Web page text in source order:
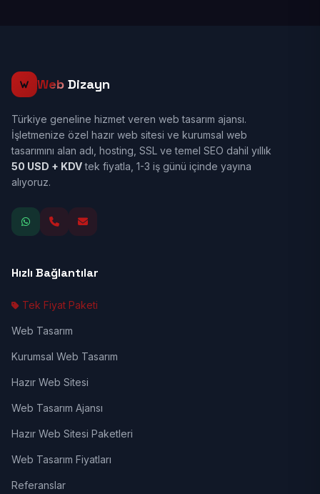
Web Dizayn
Türkiye geneline hizmet veren web tasarım ajansı.
İşletmenize özel hazır web sitesi ve kurumsal web
tasarımını alan adı, hosting, SSL ve temel SEO dahil yıllık
50 USD + KDVtek fiyatla, 1-3 iş günü içinde yayına
alıyoruz.
Hızlı Bağlantılar
Tek Fiyat Paketi
Web Tasarım
Kurumsal Web Tasarım
Hazır Web Sitesi
Web Tasarım Ajansı
Hazır Web Sitesi Paketleri
Web Tasarım Fiyatları
Referanslar